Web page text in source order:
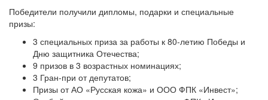
Победители получили дипломы, подарки и специальные
призы:
3 специальных приза за работы к 80-летию Победы и
Дню защитника Отечества;
9 призов в 3 возрастных номинациях;
3 Гран-при от депутатов;
Призы от АО «Русская кожа» и ООО ФПК «Инвест»;